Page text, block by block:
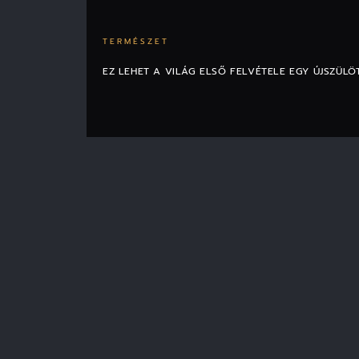
TERMÉSZET
EZ LEHET A VILÁG ELSŐ FELVÉTELE EGY